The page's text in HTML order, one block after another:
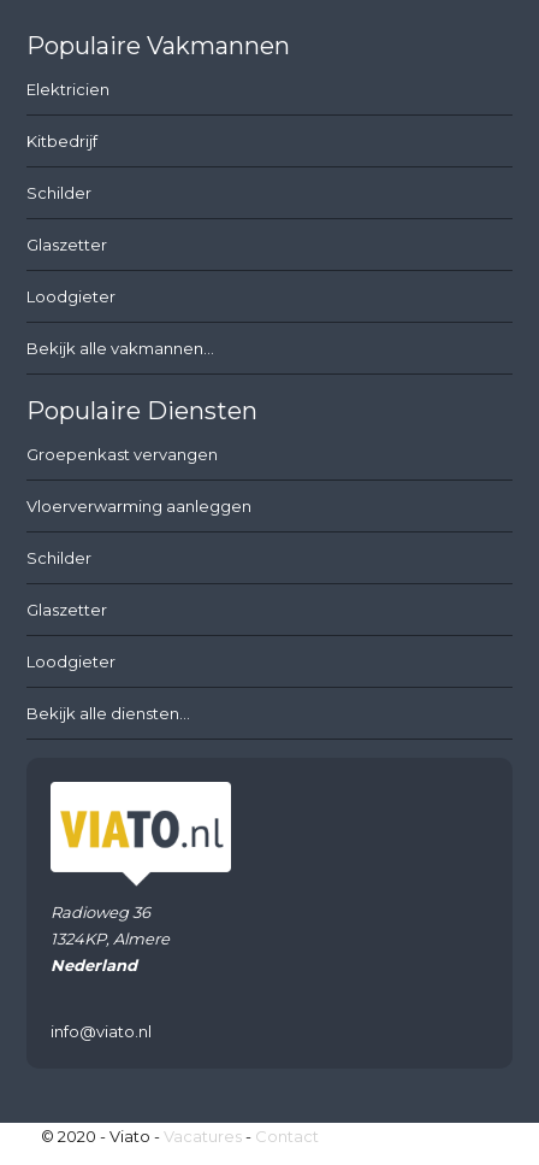
Populaire Vakmannen
Elektricien
Kitbedrijf
Schilder
Glaszetter
Loodgieter
Bekijk alle vakmannen...
Populaire Diensten
Groepenkast vervangen
Vloerverwarming aanleggen
Schilder
Glaszetter
Loodgieter
Bekijk alle diensten...
Radioweg 36
1324KP, Almere
Nederland
info@viato.nl
© 2020 - Viato -Vacatures- Contact